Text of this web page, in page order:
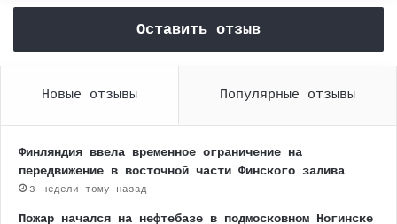
Оставить отзыв
Новые отзывы Популярные отзывы
Финляндия ввела временное ограничение на
передвижение в восточной части Финского залива
3 недели тому назад
Пожар начался на нефтебазе в подмосковном Ногинске